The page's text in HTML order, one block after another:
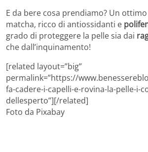
E da bere cosa prendiamo? Un
matcha, ricco di antiossidanti e
grado di proteggere la pelle sia dai
che dall’inquinamento!
[related layout=”big”
permalink=”https://
fa-cadere-i-capelli-e-rovina-la-pelle-i-
dellesperto”][/related]
Foto da Pixabay